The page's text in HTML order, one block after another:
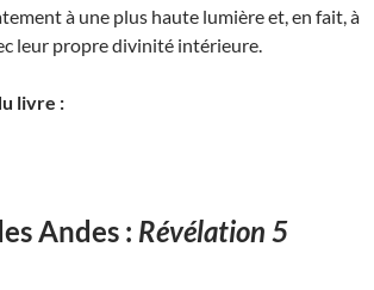
à une plus haute lumière et, en fait, à
leur propre divinité intérieure.
livre :
Andes : Révélation 5